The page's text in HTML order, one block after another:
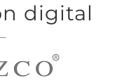
digital